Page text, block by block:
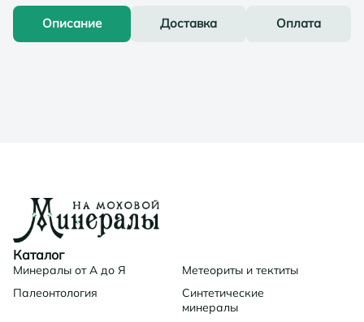
Описание Доставка Оплата
Каталог
Минералы от А до Я
Метеориты и тектиты
Палеонтология
Синтетические
минералы